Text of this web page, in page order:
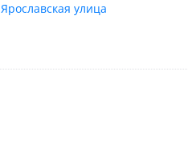
Ярославская улица